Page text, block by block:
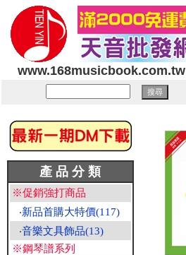
www.168musicbook.com.tw
產 品 分 類
※促銷強打商品
‧新品首購大特價(117)
‧音樂文具飾品(13)
※鋼琴譜系列